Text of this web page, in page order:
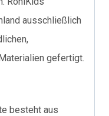
ausschließlich
gefertigt.
besteht aus